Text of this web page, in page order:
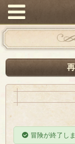
冒険が終了し